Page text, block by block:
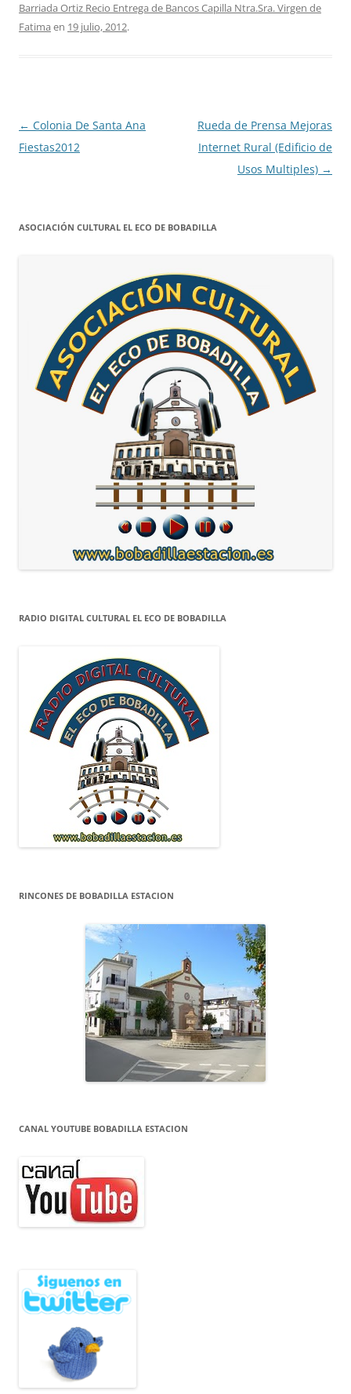
Barriada Ortiz Recio Entrega de Bancos Capilla Ntra.Sra. Virgen de
Fatima en 19 julio, 2012.
Navegación
de
← Colonia De Santa Ana
Fiestas2012
Rueda de Prensa Mejoras
Internet Rural (Edificio de
Usos Multiples) →
ASOCIACIÓN CULTURAL EL ECO DE BOBADILLA
RADIO DIGITAL CULTURAL EL ECO DE BOBADILLA
RINCONES DE BOBADILLA ESTACION
CANAL YOUTUBE BOBADILLA ESTACION